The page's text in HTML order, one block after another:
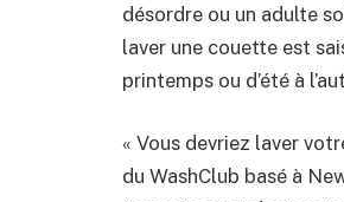
désordre ou un adulte
laver une couette est
printemps ou d’été à
« Vous devriez laver
du WashClub basé à